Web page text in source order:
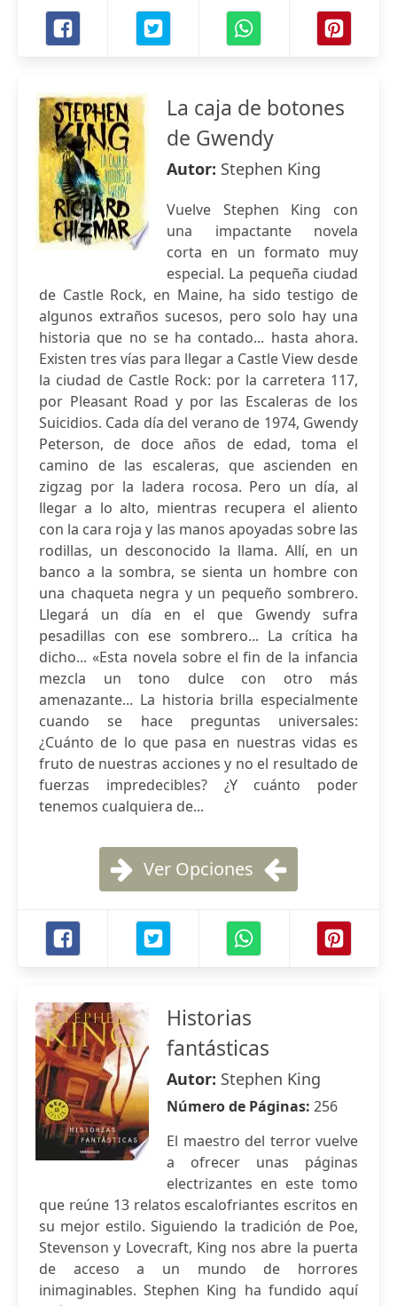
La caja de botones
de Gwendy
Autor: Stephen King
Vuelve Stephen King con
una impactante novela
corta en un formato muy
especial. La pequeña ciudad
de Castle Rock, en Maine, ha sido testigo de
algunos extraños sucesos, pero solo hay una
historia que no se ha contado... hasta ahora.
Existen tres vías para llegar a Castle View desde
la ciudad de Castle Rock: por la carretera 117,
por Pleasant Road y por las Escaleras de los
Suicidios. Cada día del verano de 1974, Gwendy
Peterson, de doce años de edad, toma el
camino de las escaleras, que ascienden en
zigzag por la ladera rocosa. Pero un día, al
llegar a lo alto, mientras recupera el aliento
con la cara roja y las manos apoyadas sobre las
rodillas, un desconocido la llama. Allí, en un
banco a la sombra, se sienta un hombre con
una chaqueta negra y un pequeño sombrero.
Llegará un día en el que Gwendy sufra
pesadillas con ese sombrero... La crítica ha
dicho... «Esta novela sobre el fin de la infancia
mezcla un tono dulce con otro más
amenazante... La historia brilla especialmente
cuando se hace preguntas universales:
¿Cuánto de lo que pasa en nuestras vidas es
fruto de nuestras acciones y no el resultado de
fuerzas impredecibles? ¿Y cuánto poder
tenemos cualquiera de...
Ver Opciones
Historias
fantásticas
Autor: Stephen King
Número de Páginas: 256
El maestro del terror vuelve
a ofrecer unas páginas
electrizantes en este tomo
que reúne 13 relatos escalofriantes escritos en
su mejor estilo. Siguiendo la tradición de Poe,
Stevenson y Lovecraft, King nos abre la puerta
de acceso a un mundo de horrores
inimaginables. Stephen King ha fundido aquí